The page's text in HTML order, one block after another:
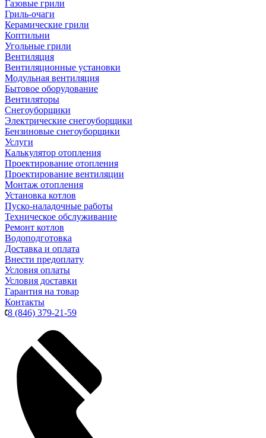
Газовые грили
Гриль-очаги
Керамические грили
Коптильни
Угольные грили
Вентиляция
Вентиляционные установки
Модульная вентиляция
Бытовое оборудование
Вентиляторы
Снегоуборщики
Электрические снегоуборщики
Бензиновые снегоуборщики
Услуги
Калькулятор отопления
Проектирование отопления
Проектирование вентиляции
Монтаж отопления
Установка котлов
Пуско-наладочные работы
Техническое обслуживание
Ремонт котлов
Водоподготовка
Доставка и оплата
Внести предоплату
Условия оплаты
Условия доставки
Гарантия на товар
Контакты
8 (846) 379-21-59